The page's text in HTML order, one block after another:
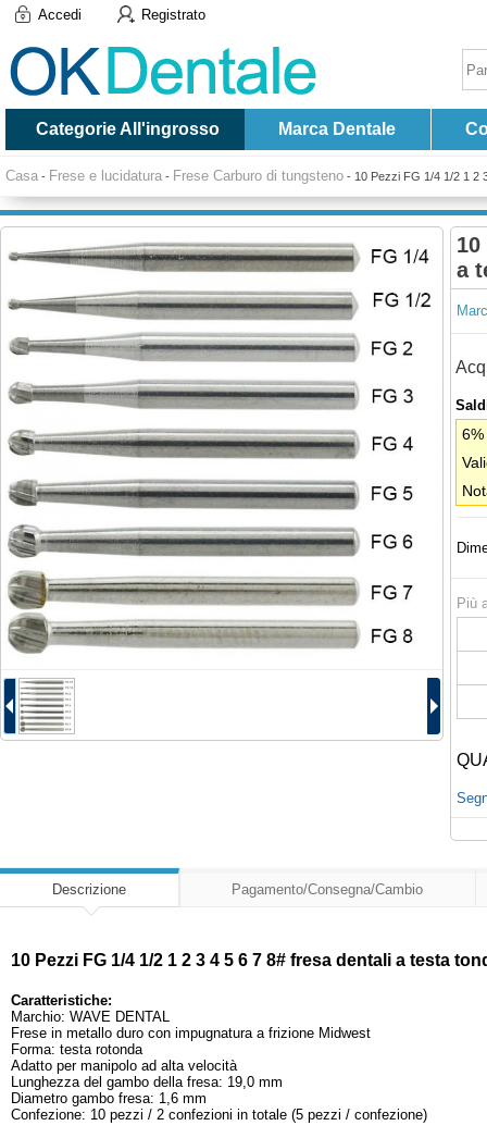
Accedi Registrato
Categorie All'ingrosso Marca Dentale
Casa - Frese e lucidatura - Frese Carburo di tungsteno - 10 Pezzi FG 1/4 1/2 1 2
a
Più
Descrizione Pagamento/Consegna/Cambio
10 Pezzi FG 1/4 1/2 1 2 3 4 5 6 7 8# fresa dentali a testa
Caratteristiche:
Marchio: WAVE DENTAL
Frese in metallo duro con impugnatura a frizione Midwest
Forma: testa rotonda
Adatto per manipolo ad alta velocità
Lunghezza del gambo della fresa: 19,0 mm
Diametro gambo fresa: 1,6 mm
Confezione: 10 pezzi / 2 confezioni in totale (5 pezzi / confezione)